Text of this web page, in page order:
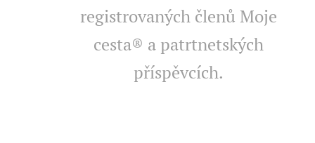
registrovaných členů Moje
cesta® a patrtnetských
příspěvcích.